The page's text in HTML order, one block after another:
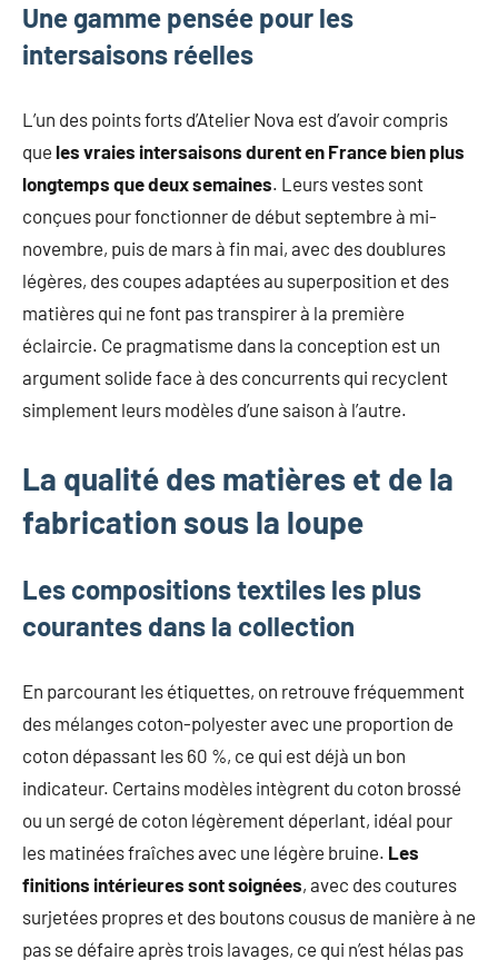
Une gamme pensée pour les
intersaisons réelles
L’un des points forts d’Atelier Nova est d’avoir compris
que les vraies intersaisons durent en France bien plus
longtemps que deux semaines. Leurs vestes sont
conçues pour fonctionner de début septembre à mi-
novembre, puis de mars à fin mai, avec des doublures
légères, des coupes adaptées au superposition et des
matières qui ne font pas transpirer à la première
éclaircie. Ce pragmatisme dans la conception est un
argument solide face à des concurrents qui recyclent
simplement leurs modèles d’une saison à l’autre.
La qualité des matières et de la
fabrication sous la loupe
Les compositions textiles les plus
courantes dans la collection
En parcourant les étiquettes, on retrouve fréquemment
des mélanges coton-polyester avec une proportion de
coton dépassant les 60 %, ce qui est déjà un bon
indicateur. Certains modèles intègrent du coton brossé
ou un sergé de coton légèrement déperlant, idéal pour
les matinées fraîches avec une légère bruine. Les
finitions intérieures sont soignées, avec des coutures
surjetées propres et des boutons cousus de manière à ne
pas se défaire après trois lavages, ce qui n’est hélas pas